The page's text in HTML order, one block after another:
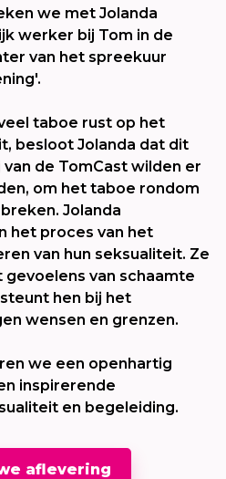
we met Jolanda
werker bij Tom in de
van het spreekuur
taboe rust op het
besloot Jolanda dat dit
de TomCast wilden er
om het taboe rondom
Jolanda
het proces van het
van hun seksualiteit. Ze
van schaamte
hen bij het
wensen en grenzen.
we een openhartig
inspirerende
en begeleiding.
aflevering